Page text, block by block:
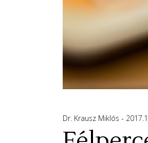
Dr. Krausz Miklós